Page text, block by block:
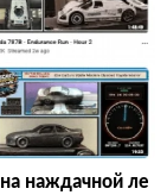
наждачной ле